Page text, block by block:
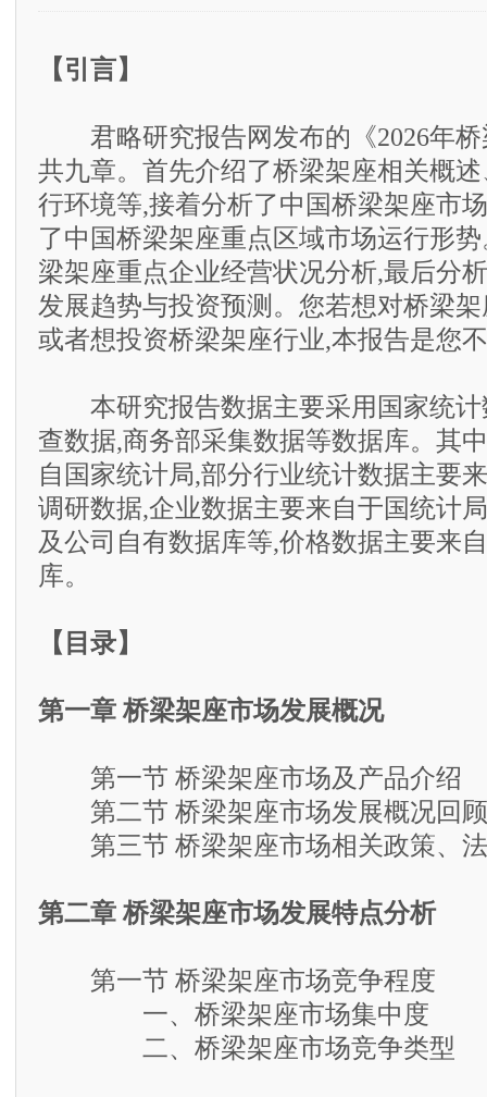
【引言】
君略研究报告网发布的《2026年桥
共九章。首先介绍了桥梁架座相关概
行环境等,接着分析了中国桥梁架座市
了中国桥梁架座重点区域市场运行形
梁架座重点企业经营状况分析,最后分
发展趋势与投资预测。您若想对桥梁
或者想投资桥梁架座行业,本报告是您
本研究报告数据主要采用国家统计
查数据,商务部采集数据等数据库。其
自国家统计局,部分行业统计数据主要
调研数据,企业数据主要来自于国统计
及公司自有数据库等,价格数据主要来
库。
【目录】
第一章 桥梁架座市场发展概况
第一节 桥梁架座市场及产品介绍
第二节 桥梁架座市场发展概况回顾
第三节 桥梁架座市场相关政策、法
第二章 桥梁架座市场发展特点分析
第一节 桥梁架座市场竞争程度
一、桥梁架座市场集中度
二、桥梁架座市场竞争类型